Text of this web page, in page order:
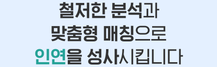
철저한 분석과
맞춤형 매칭으로
인연을 성사시킵니다